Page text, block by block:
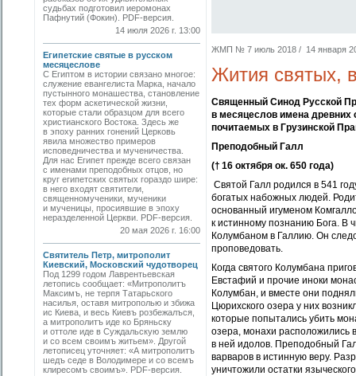
судьбах подготовил иеромонах
Пафнутий (Фокин). PDF-версия.
14 июля 2026 г. 13:00
Египетские святые в русском
месяцеслове
С Египтом в истории связано многое:
служение евангелиста Марка, начало
пустынного монашества, становление
тех форм аскетической жизни,
которые стали образцом для всего
христианского Востока. Здесь же
в эпоху ранних гонений Церковь
явила множество примеров
исповедничества и мученичества.
Для нас Египет прежде всего связан
с именами преподобных отцов, но
круг египетских святых гораздо шире:
в него входят святители,
священномученики, мученики
и мученицы, просиявшие в эпоху
неразделенной Церкви. PDF-версия.
20 мая 2026 г. 16:00
Святитель Петр, митрополит
Киевский, Московский чудотворец
Под 1299 годом Лаврентьевская
летопись сообщает: «Митрополитъ
Максимъ, не терпя Татарьского
насилья, оставя митрополью и збижа
ис Киева, и весь Киевъ розбежалъся,
а митрополитъ иде ко Бряньску
и оттоле иде в Суждальскую землю
и со всем своимъ житьем». Другой
летописец уточняет: «А митрополитъ
шедъ седе в Володимере и со всемъ
клиресомъ своимъ». PDF-версия.
ЖМП № 7 июль 2018 / 14 января
Жития святых,
Священный Синод Русской
в месяцеслов имена древних
почитаемых в Грузинской
Преподобный Галл
(† 16 октября ок. 650 года)
Святой Галл родился в 541
богатых набожных людей.
основанный игуменом
к истинному познанию Бога. В
Колумбаном в Галлию. Он
проповедовать.
Когда святого Колумбана
Евстафий и прочие иноки
Колумбан, и вместе они
Цюрихского озера у них
которые попытались убить
озера, монахи расположились
в ней идолов. Преподобный
варваров в истинную веру.
уничтожили остатки